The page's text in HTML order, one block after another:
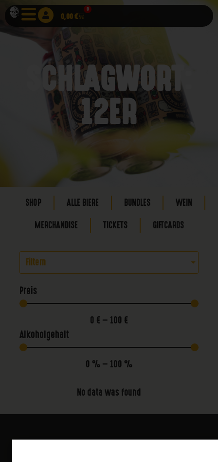
0,00€
0
SCHLAGWORT:
12ER
SHOP ALLE BIERE BUNDLES WEIN
MERCHANDISE TICKETS GIFTCARDS
Filtern
Preis
0 € — 100 €
Alkoholgehalt
0 % — 100 %
No data was found